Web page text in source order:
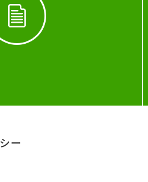
ー